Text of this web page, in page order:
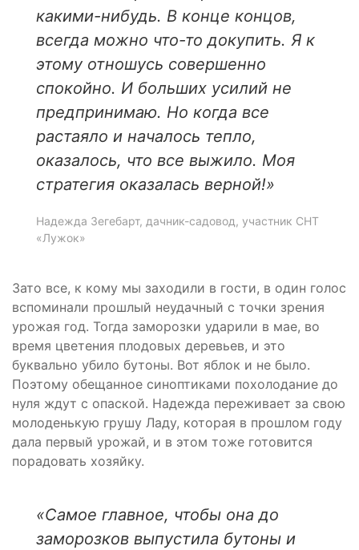
какими-нибудь. В конце концов,
всегда можно что-то докупить. Я к
этому отношусь совершенно
спокойно. И больших усилий не
предпринимаю. Но когда все
растаяло и началось тепло,
оказалось, что все выжило. Моя
стратегия оказалась верной!»
Надежда Зегебарт, дачник-садовод, участник СНТ
«Лужок»
Зато все, к кому мы заходили в гости, в один голос
вспоминали прошлый неудачный с точки зрения
урожая год. Тогда заморозки ударили в мае, во
время цветения плодовых деревьев, и это
буквально убило бутоны. Вот яблок и не было.
Поэтому обещанное синоптиками похолодание до
нуля ждут с опаской. Надежда переживает за свою
молоденькую грушу Ладу, которая в прошлом году
дала первый урожай, и в этом тоже готовится
порадовать хозяйку.
«Самое главное, чтобы она до
заморозков выпустила бутоны и